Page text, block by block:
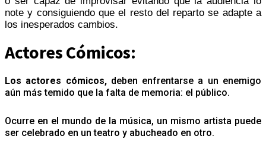
note y consiguiendo que el resto del reparto se adapte a
los inesperados cambios.
Actores Cómicos:
Los actores cómicos, deben enfrentarse a un enemigo
aún más temido que la falta de memoria: el público.
Ocurre en el mundo de la música, un mismo artista puede
ser celebrado en un teatro y abucheado en otro.